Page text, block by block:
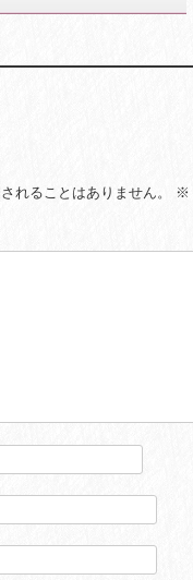
れることはありません。 ※